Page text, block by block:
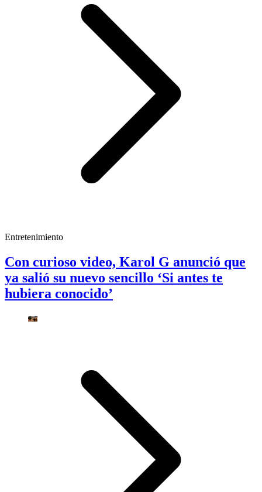
Entretenimiento
Con curioso video, Karol G anunció que
ya salió su nuevo sencillo ‘Si antes te
hubiera conocido’